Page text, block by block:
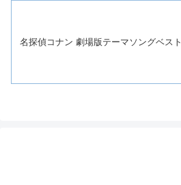
名探偵コナン 劇場版テーマソングベスト